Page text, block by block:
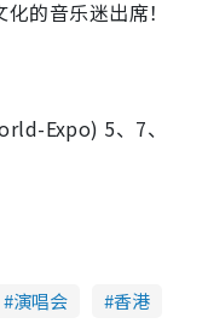
的音乐迷出席！
Expo) 5、7、
演唱会
香港